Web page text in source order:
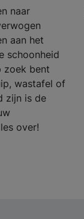
naar
aan het
schoonheid
zoek bent
wastafel of
zijn is de
over!